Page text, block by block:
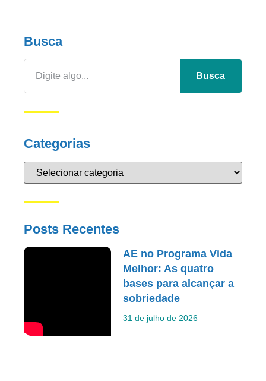
Busca
Busca
Categorias
Posts Recentes
AE no Programa Vida
Melhor: As quatro
bases para alcançar a
sobriedade
31 de julho de 2026